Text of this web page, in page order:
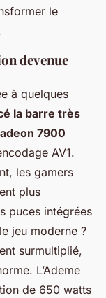
le
devenue
à quelques
la barre très
7900
AV1.
les gamers
plus
puces intégrées
jeu moderne ?
surmultiplié,
L’Ademe
de 650 watts